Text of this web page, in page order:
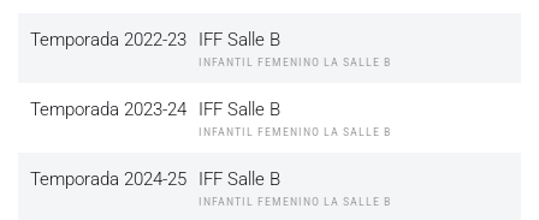
Temporada 2022-23 IFF Salle B
INFANTIL FEMENINO LA SALLE B
Temporada 2023-24 IFF Salle B
INFANTIL FEMENINO LA SALLE B
Temporada 2024-25 IFF Salle B
INFANTIL FEMENINO LA SALLE B